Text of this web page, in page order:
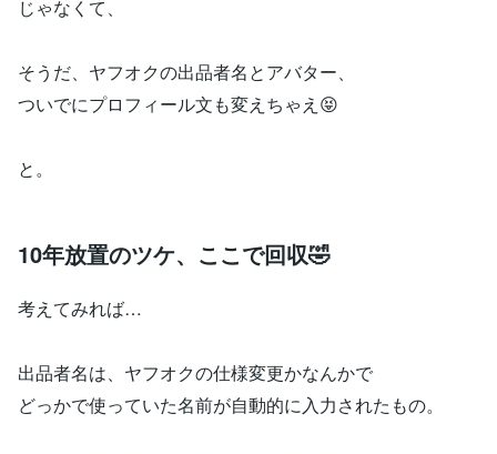
じゃなくて、
そうだ、ヤフオクの出品者名とアバター、
ついでにプロフィール文も変えちゃえ😝
と。
10年放置のツケ、ここで回収🤣
考えてみれば…
出品者名は、ヤフオクの仕様変更かなんかで
どっかで使っていた名前が自動的に入力されたもの。